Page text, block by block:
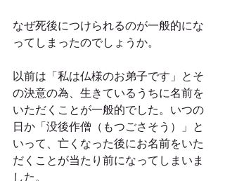
なぜ死後につけられるのが一般的にな
ってしまったのでしょうか。
以前は「私は仏様のお弟子です」とそ
の決意の為、生きているうちに名前を
いただくことが一般的でした。いつの
日か「没後作僧（もつごさそう）」と
いって、亡くなった後にお名前をいた
だくことが当たり前になってしまいま
した。